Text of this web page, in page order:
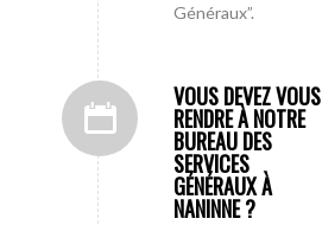
Généraux”.
VOUS DEVEZ VOUS
RENDRE À NOTRE
BUREAU DES
SERVICES
GÉNÉRAUX À
NANINNE ?